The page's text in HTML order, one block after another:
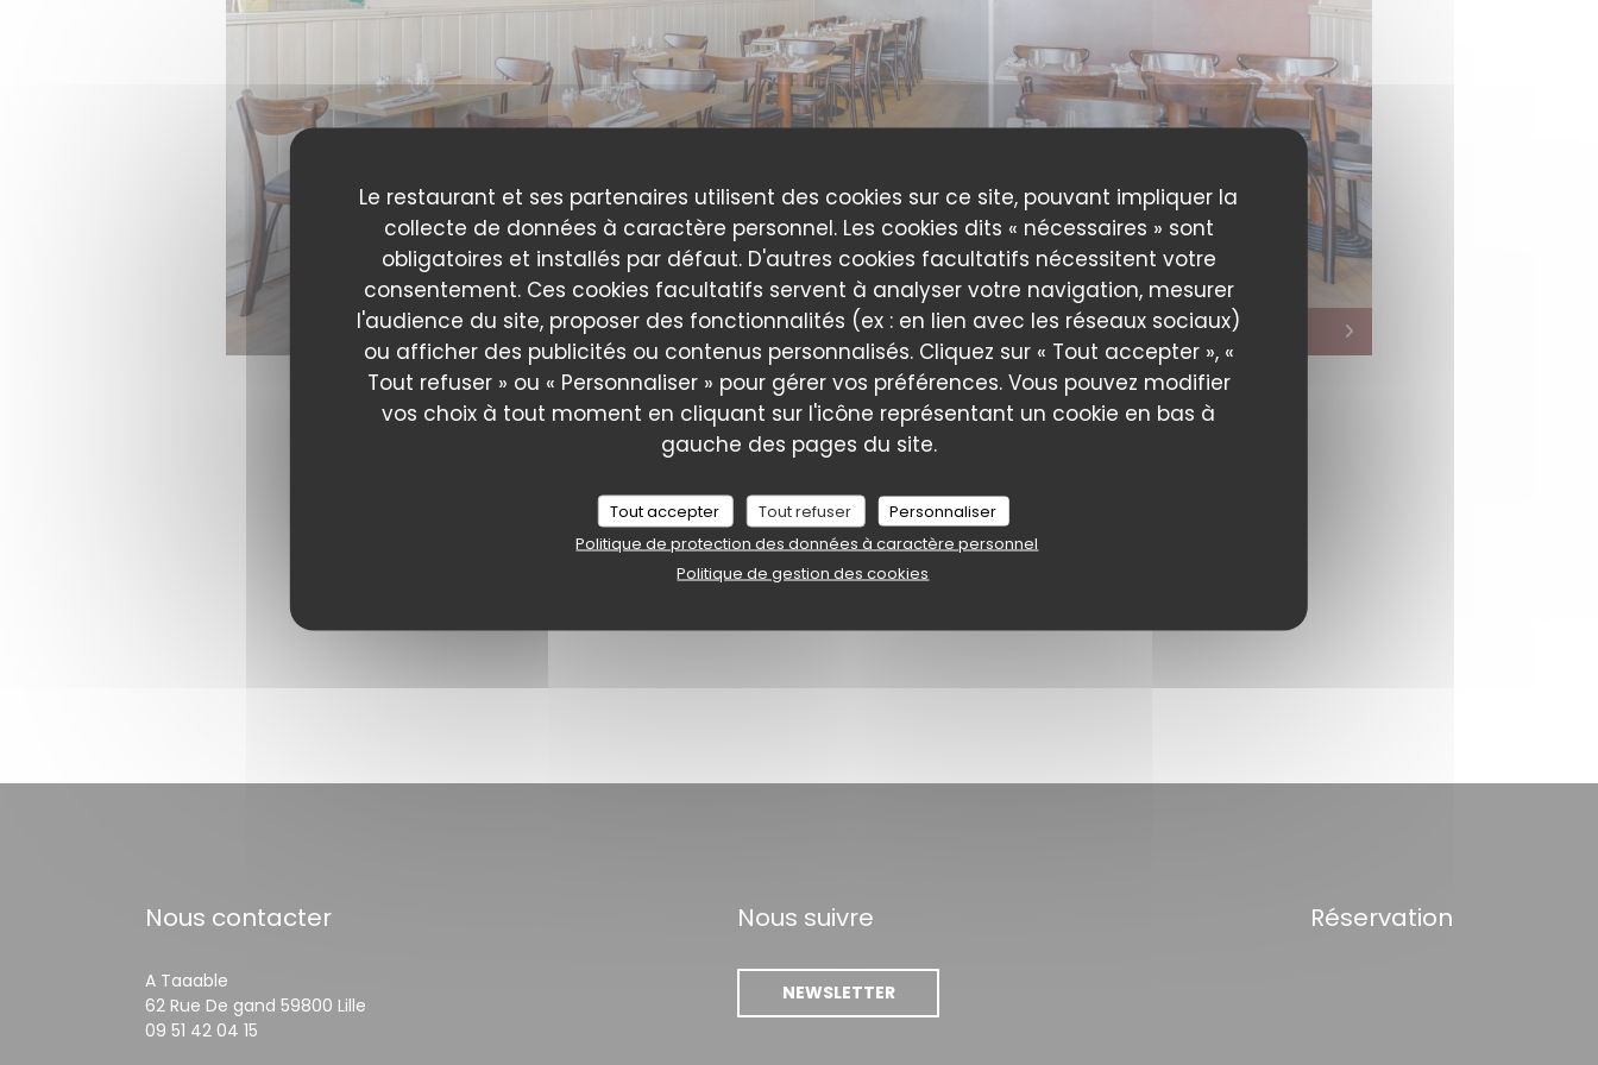
Le restaurant et ses partenaires utilisent des cookies sur ce site, pouvant impliquer la
collecte de données à caractère personnel. Les cookies dits « nécessaires » sont
obligatoires et installés par défaut. D'autres cookies facultatifs nécessitent votre
consentement. Ces cookies facultatifs servent à analyser votre navigation, mesurer
l'audience du site, proposer des fonctionnalités (ex : en lien avec les réseaux sociaux)
ou afficher des publicités ou contenus personnalisés. Cliquez sur « Tout accepter », «
Tout refuser » ou « Personnaliser » pour gérer vos préférences. Vous pouvez modifier
vos choix à tout moment en cliquant sur l'icône représentant un cookie en bas à
gauche des pages du site.
Tout accepter Tout refuser
Personnaliser
Politique de protection des données à caractère personnel
Politique de gestion des cookies
Nous contacter
A Taaable
62 Rue De gand 59800 Lille
09 51 42 04 15
Nous suivre
NEWSLETTER
Réservation
A Taaable